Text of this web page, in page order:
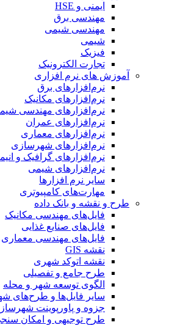
ایمنی و HSE
مهندسی برق
مهندسی شیمی
شیمی
فیزیک
تجارت الکترونیک
آموزش های نرم افزاری
نرم‌افزارهای برق
نرم‌افزارهای مکانیک
نرم‌افزارهای مهندسی شیمی
نرم‌افزارهای عمران
نرم‌افزارهای معماری
نرم‌افزارهای شهرسازی
نرم‌افزارهای گرافیک و انیمیشن
نرم‌افزارهای شیمی
سایر نرم افزارها
مهارت‌های کامپیوتری
طرح و نقشه و بانک داده
فایل‌های مهندسی مکانیک
فایل‌های صنایع غذایی
فایل‌های مهندسی معماری
نقشه GIS
نقشه اتوکد شهری
طرح جامع و تفصیلی
الگوی توسعه شهر و محله
سایر فایل‌ها و طرح‌های شهری
جزوه و پاورپوینت شهرسازی
طرح توجیهی و امکان سنجی